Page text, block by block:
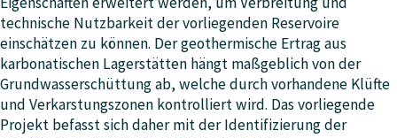
technische Nutzbarkeit der vorliegenden Reservoire
einschätzen zu können. Der geothermische Ertrag aus
karbonatischen Lagerstätten hängt maßgeblich von der
Grundwasserschüttung ab, welche durch vorhandene Klüfte
und Verkarstungszonen kontrolliert wird. Das vorliegende
Projekt befasst sich daher mit der Identifizierung der